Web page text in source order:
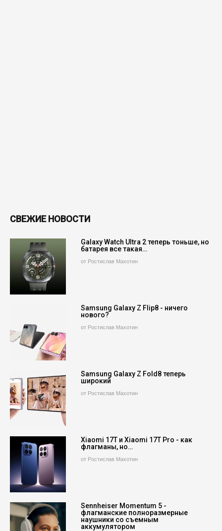
СВЕЖИЕ НОВОСТИ
Galaxy Watch Ultra 2 теперь тоньше, но
батарея все такая…
от Ростислав Махотин
Samsung Galaxy Z Flip8 - ничего
нового?
от Ростислав Махотин
Samsung Galaxy Z Fold8 теперь
широкий
от Ростислав Махотин
Xiaomi 17T и Xiaomi 17T Pro - как
флагманы, но…
от Ростислав Махотин
Sennheiser Momentum 5 -
флагманские полноразмерные
наушники со съемным
аккумулятором